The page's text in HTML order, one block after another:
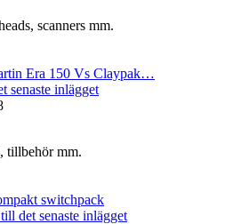
scanners mm.
Era 150 Vs Claypak…
senaste inlägget
tillbehör mm.
switchpack
det senaste inlägget